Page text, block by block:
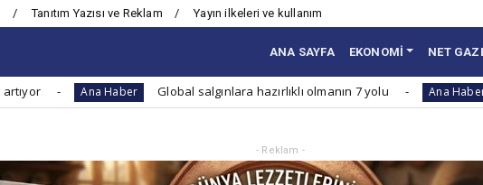
Tanıtım Yazısı ve Reklam Yayın ilkeleri ve kullanım
ANA SAYFA EKONOMİ NET
Ana Haber Global salgınlara hazırlıklı olmanın 7 yolu Ana Haber Sosyal
- Reklam -